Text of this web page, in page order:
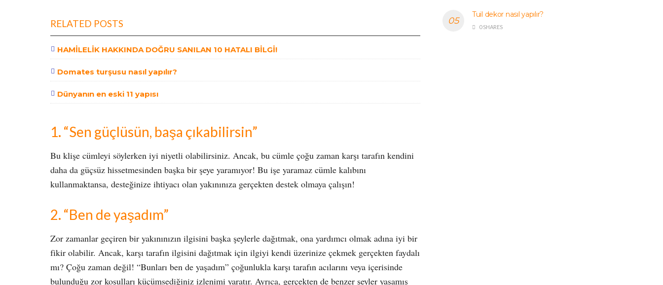
RELATED POSTS
HAMİLELİK HAKKINDA DOĞRU SANILAN 10 HATALI BİLGİ!
Domates turşusu nasıl yapılır?
Dünyanın en eski 11 yapısı
1. “Sen güçlüsün, başa çıkabilirsin”
Bu klişe cümleyi söylerken iyi niyetli olabilirsiniz. Ancak, bu cümle çoğu zaman karşı tarafın kendini
daha da güçsüz hissetmesinden başka bir şeye yaramıyor! Bu işe yaramaz cümle kalıbını
kullanmaktansa, desteğinize ihtiyacı olan yakınınıza gerçekten destek olmaya çalışın!
2. “Ben de yaşadım”
Zor zamanlar geçiren bir yakınınızın ilgisini başka şeylerle dağıtmak, ona yardımcı olmak adına iyi bir
fikir olabilir. Ancak, karşı tarafın ilgisini dağıtmak için ilgiyi kendi üzerinize çekmek gerçekten faydalı
mı? Çoğu zaman değil! “Bunları ben de yaşadım” çoğunlukla karşı tarafın acılarını veya içerisinde
bulunduğu zor koşulları küçümsediğiniz izlenimi yaratır. Ayrıca, gerçekten de benzer şeyler yaşamış
Tuil dekor nasıl yapılır?
0 SHARES